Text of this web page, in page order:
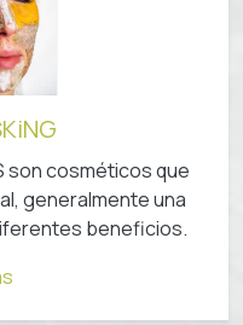
son cosméticos que
generalmente una
beneficios.